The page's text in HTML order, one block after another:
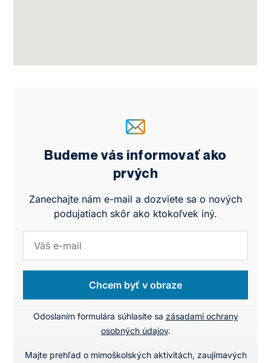
Budeme vás informovať ako
prvých
Zanechajte nám e-mail a dozviete sa o nových
podujatiach skôr ako ktokoľvek iný.
Chcem byť v obraze
Odoslaním formulára súhlasíte sa zásadami ochrany
osobných údajov.
Majte prehľad o mimoškolských aktivitách, zaujímavých